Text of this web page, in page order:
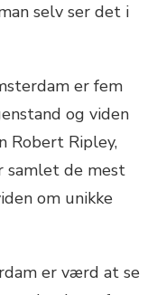
selv ser det i
er fem
og viden
Robert Ripley,
samlet de mest
om unikke
er værd at se